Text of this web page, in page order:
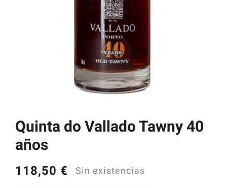
Quinta do Vallado Tawny 40
años
118,50 € Sin existencias